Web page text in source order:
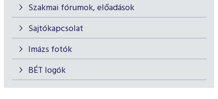
Szakmai fórumok, előadások
Sajtókapcsolat
Imázs fotók
BÉT logók